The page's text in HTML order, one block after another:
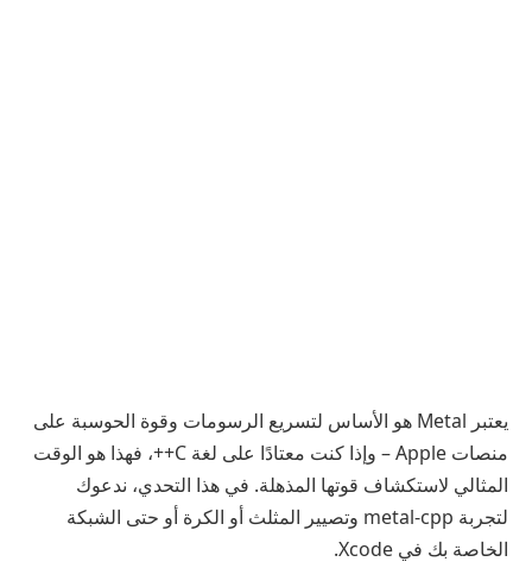
يعتبر Metal هو الأساس لتسريع الرسومات وقوة الحوسبة على
منصات Apple – وإذا كنت معتادًا على لغة C++، فهذا هو الوقت
المثالي لاستكشاف قوتها المذهلة. في هذا التحدي، ندعوك
لتجربة metal-cpp وتصيير المثلث أو الكرة أو حتى الشبكة
الخاصة بك في Xcode.